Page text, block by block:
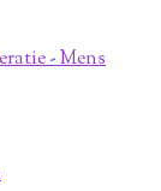
- Mens